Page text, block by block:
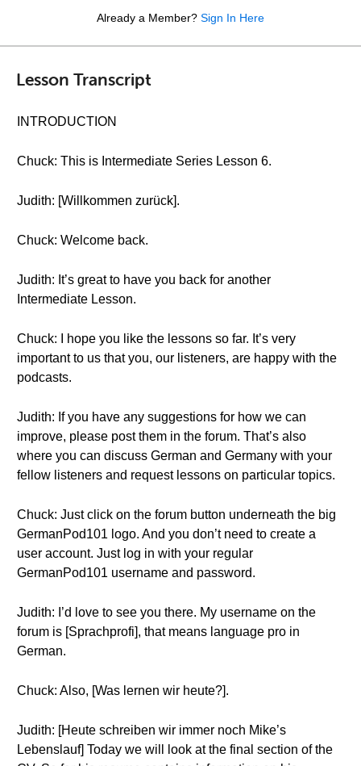
Already a Member? Sign In Here
Lesson Transcript
INTRODUCTION
Chuck: This is Intermediate Series Lesson 6.
Judith: [Willkommen zurück].
Chuck: Welcome back.
Judith: It’s great to have you back for another
Intermediate Lesson.
Chuck: I hope you like the lessons so far. It’s very
important to us that you, our listeners, are happy with the
podcasts.
Judith: If you have any suggestions for how we can
improve, please post them in the forum. That’s also
where you can discuss German and Germany with your
fellow listeners and request lessons on particular topics.
Chuck: Just click on the forum button underneath the big
GermanPod101 logo. And you don’t need to create a
user account. Just log in with your regular
GermanPod101 username and password.
Judith: I’d love to see you there. My username on the
forum is [Sprachprofi], that means language pro in
German.
Chuck: Also, [Was lernen wir heute?].
Judith: [Heute schreiben wir immer noch Mike’s
Lebenslauf] Today we will look at the final section of the